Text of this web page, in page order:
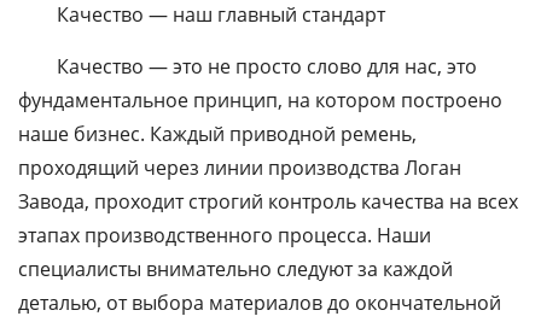
Качество — наш главный стандарт
Качество — это не просто слово для нас, это
фундаментальное принцип, на котором построено
наше бизнес. Каждый приводной ремень,
проходящий через линии производства Логан
Завода, проходит строгий контроль качества на всех
этапах производственного процесса. Наши
специалисты внимательно следуют за каждой
деталью, от выбора материалов до окончательной